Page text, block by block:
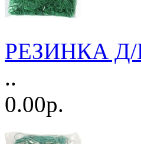
РЕЗИНКА Д/
..
0.00р.